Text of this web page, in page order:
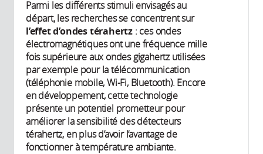
Parmi les différents stimuli envisagés au
départ, les recherches se concentrent sur
l’effet d’ondes térahertz : ces ondes
électromagnétiques ont une fréquence mille
fois supérieure aux ondes gigahertz utilisées
par exemple pour la télécommunication
(téléphonie mobile, Wi-Fi, Bluetooth). Encore
en développement, cette technologie
présente un potentiel prometteur pour
améliorer la sensibilité des détecteurs
térahertz, en plus d’avoir l’avantage de
fonctionner à température ambiante.